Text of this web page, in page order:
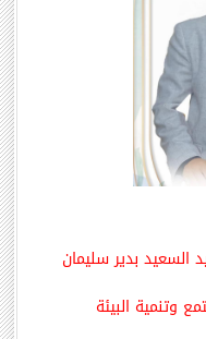
السعيد بدير سليمان
وتنمية البيئة